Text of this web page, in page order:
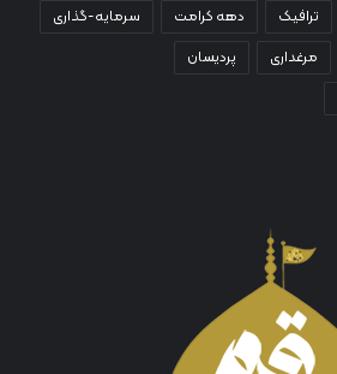
ترافیک دهه کرامت
سرمایه-گذاری
مرغداری
پردیسان